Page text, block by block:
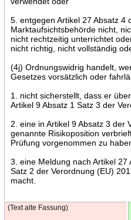
5. entgegen Artikel 27 Absatz 4
Marktaufsichtsbehörde nicht,
nicht rechtzeitig unterrichtet
nicht richtig, nicht vollständig
(4j) Ordnungswidrig handelt,
Gesetzes vorsätzlich oder
1. nicht sicherstellt, dass er
Artikel 9 Absatz 1 Satz 3 der
2. eine in Artikel 9 Absatz 3 der
genannte Risikoposition
Prüfung vorgenommen zu
3. eine Meldung nach Artikel
Satz 2 der Verordnung (EU)
macht.
(Text alte Fassung)